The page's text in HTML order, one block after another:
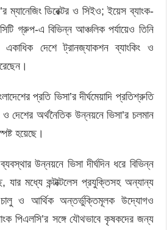
ম্যানেজিং ডিরেক্টর ও সিইও; ইয়েস ব্যাংক-
গ্রুপ-এ বিভিন্ন আঞ্চলিক পর্যায়েও তিনি
একাধিক দেশে ট্রানজ্যাকশন ব্যাংকিং ও
প্রতি ভিসা’র দীর্ঘমেয়াদি প্রতিশ্রুতি
দেশের অর্থনৈতিক উন্নয়নে ভিসা’র চলমান
হয়েছে।
ব্যবস্থার উন্নয়নে ভিসা দীর্ঘদিন ধরে বিভিন্ন
যার মধ্যে কন্টাক্টলেস প্রযুক্তিসহ অন্যান্য
ও আর্থিক অন্তর্ভুক্তিমূলক উদ্যোগও
পিএলসি’র সঙ্গে যৌথভাবে কৃষকদের জন্য